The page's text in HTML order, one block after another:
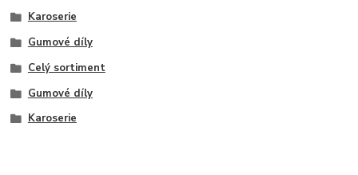
Karoserie
Gumové díly
Celý sortiment
Gumové díly
Karoserie